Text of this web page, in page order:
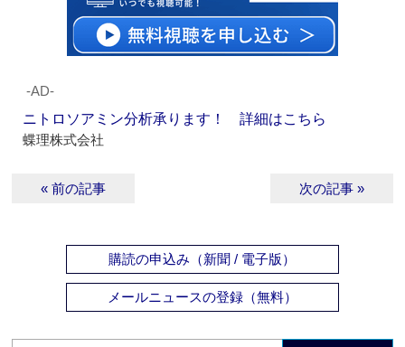
‐AD‐
ニトロソアミン分析承ります！ 詳細はこちら
蝶理株式会社
« 前の記事 次の記事 »
購読の申込み（新聞 / 電子版）
メールニュースの登録（無料）